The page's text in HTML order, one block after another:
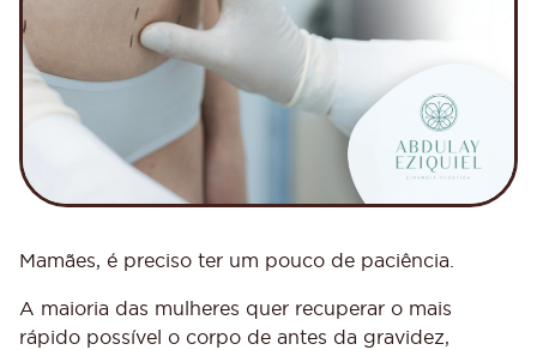
Mamães, é preciso ter um pouco de paciência.
A maioria das mulheres quer recuperar o mais
rápido possível o corpo de antes da gravidez,